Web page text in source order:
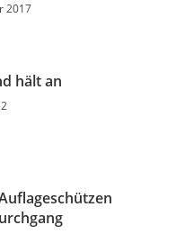
2017
hält an